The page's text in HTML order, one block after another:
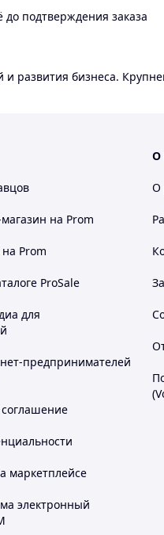
подтверждения заказа
развития бизнеса.
на Prom
Prom
ProSale
для
предпринимателей
соглашение
маркетплейсе
электронный
О
О